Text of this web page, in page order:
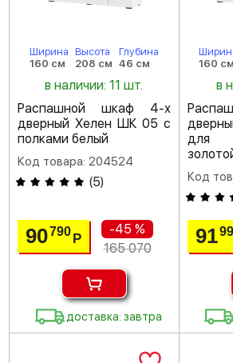
Ширина
160 см
Высота
208 см
Глубина
46 см
в наличии: 11 шт.
Распашной шкаф 4-х
дверный Хелен ШК 05 с
полками белый
Код товара: 204524
(5)
90790Р
-45 %
165 070
доставка: завтра
160 см
в
для
Код
91